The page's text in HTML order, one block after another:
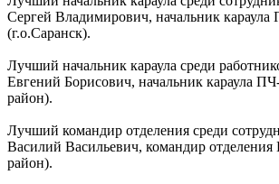
Сергей Владимирович, начальник караула
(г.о.Саранск).
Лучший начальник караула среди
Евгений Борисович, начальник караула
район).
Лучший командир отделения среди
Василий Васильевич, командир отделения
район).